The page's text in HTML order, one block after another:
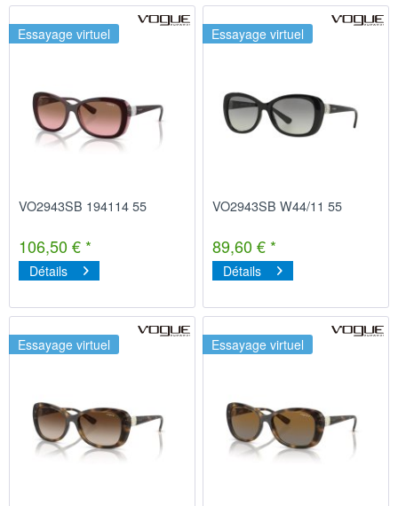
Essayage virtuel
VO2943SB 194114 55
106,50 € *
Détails
Essayage virtuel
VO2943SB W44/11 55
89,60 € *
Détails
Essayage virtuel Essayage virtuel